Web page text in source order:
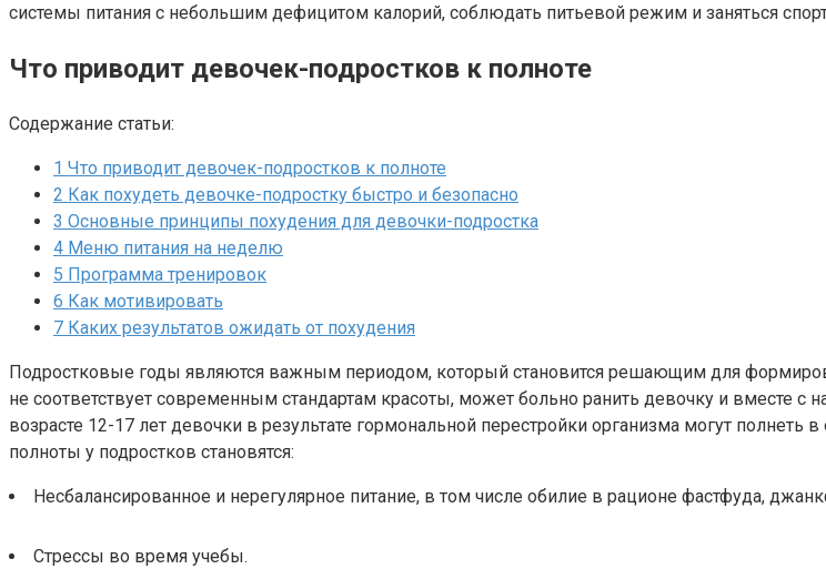
системы питания с небольшим дефицитом калорий, соблюдать питьевой режим и заняться
Что приводит девочек-подростков к полноте
Содержание статьи:
1 Что приводит девочек-подростков к полноте
2 Как похудеть девочке-подростку быстро и безопасно
3 Основные принципы похудения для девочки-подростка
4 Меню питания на неделю
5 Программа тренировок
6 Как мотивировать
7 Каких результатов ожидать от похудения
Подростковые годы являются важным периодом, который становится решающим для
не соответствует современным стандартам красоты, может больно ранить девочку и вместе
возрасте 12-17 лет девочки в результате гормональной перестройки организма могут
полноты у подростков становятся:
Несбалансированное и нерегулярное питание, в том числе обилие в рационе фастфуда,
Стрессы во время учебы.